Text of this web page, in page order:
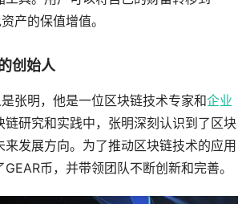
产的保值增值。
创始人
张明，他是一位区块链技术专家和企业
链研究和实践中，张明深刻认识到了区块
来发展方向。为了推动区块链技术的应用
币，并带领团队不断创新和完善。